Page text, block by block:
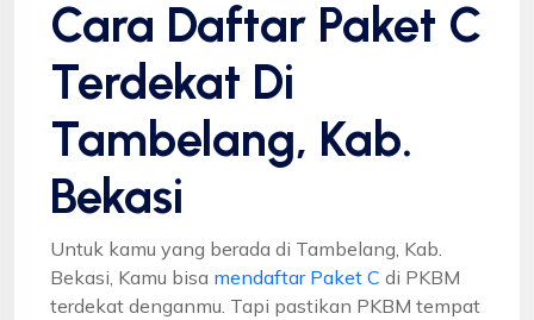
Cara Daftar Paket C
Terdekat Di
Tambelang, Kab.
Bekasi
Untuk kamu yang berada di Tambelang, Kab.
Bekasi, Kamu bisa mendaftar Paket C di PKBM
terdekat denganmu. Tapi pastikan PKBM tempat